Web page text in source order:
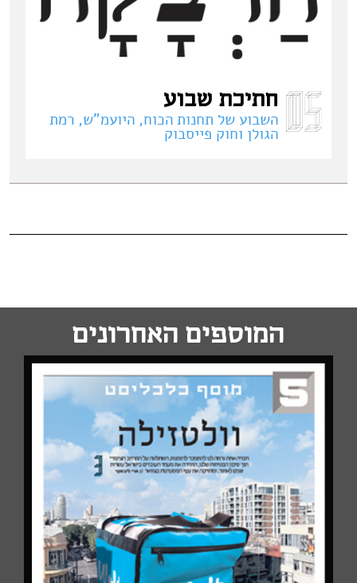
חתיכת שבוע
השבוע של תחנות הכוח, היועמ"ש, רמת
הגולן וחוק פייסבוק
המוספים האחרונים